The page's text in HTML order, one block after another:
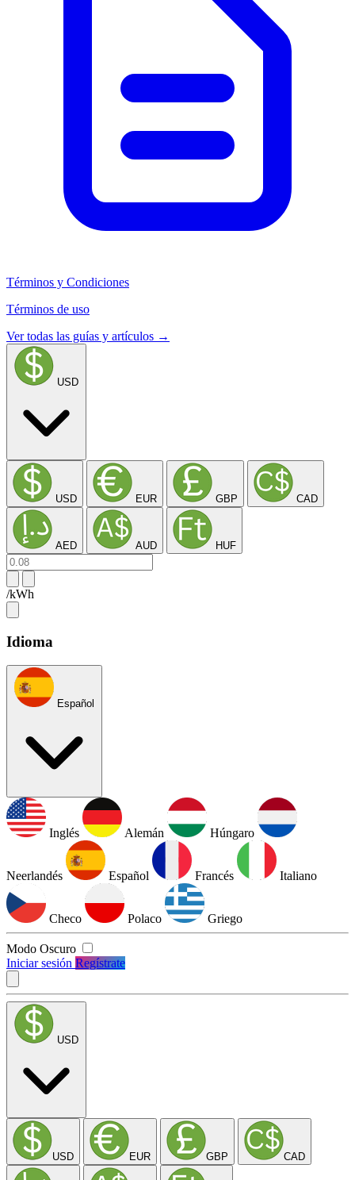
Términos y Condiciones
Términos de uso
Ver todas las guías y artículos →
USD
USD EUR GBP CAD
AED AUD HUF
/kWh
Idioma
Español
Inglés Alemán Húngaro
Neerlandés Español Francés Italiano
Checo Polaco Griego
Modo Oscuro
Iniciar sesión Regístrate
USD
USD EUR GBP CAD